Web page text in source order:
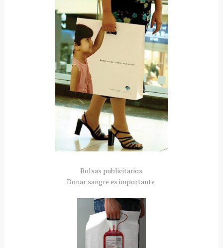
Bolsas publicitarios
Donar sangre es importante